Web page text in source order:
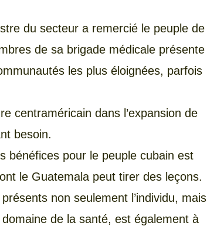
du secteur a remercié le peuple de
de sa brigade médicale présente
les plus éloignées, parfois
centraméricain dans l’expansion de
besoin.
bénéfices pour le peuple cubain est
le Guatemala peut tirer des leçons.
non seulement l’individu, mais
de la santé, est également à